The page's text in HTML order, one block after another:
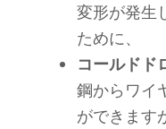
変形が発生
ために、
コールドド
鋼からワイ
ができます